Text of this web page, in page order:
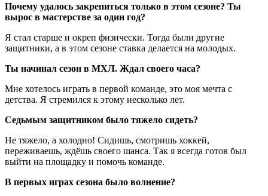
Почему удалось закрепиться только в этом сезоне? Ты
вырос в мастерстве за один год?
Я стал старше и окреп физически. Тогда были другие
защитники, а в этом сезоне ставка делается на молодых.
Ты начинал сезон в МХЛ. Ждал своего часа?
Мне хотелось играть в первой команде, это моя мечта с
детства. Я стремился к этому несколько лет.
Седьмым защитником было тяжело сидеть?
Не тяжело, а холодно! Сидишь, смотришь хоккей,
переживаешь, ждёшь своего шанса. Так я всегда готов был
выйти на площадку и помочь команде.
В первых играх сезона было волнение?